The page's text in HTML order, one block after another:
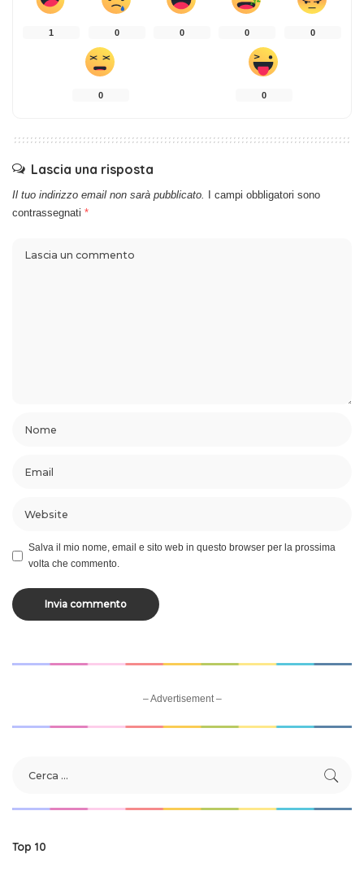
1 0 0 0 0
0 0
Lascia una risposta
Il tuo indirizzo email non sarà pubblicato.
I campi obbligatori sono
contrassegnati *
Salva il mio nome, email e sito web in questo browser per la prossima
volta che commento.
– Advertisement –
Top 10